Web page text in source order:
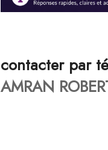
contacter par
AMRAN